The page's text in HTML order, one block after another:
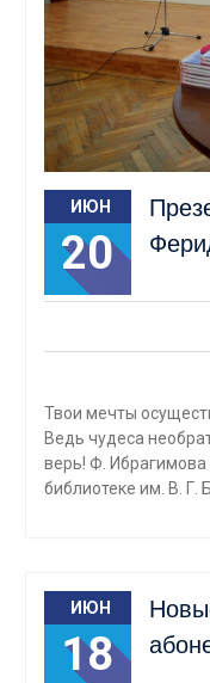
ИЮН
20
Твои мечты
Ведь чудеса
верь! Ф.
библиотеке им. В. Г.
ИЮН
18